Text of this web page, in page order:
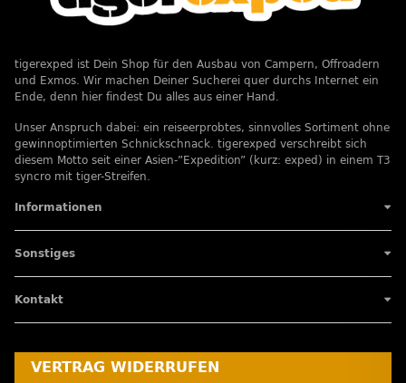
tigerexped ist Dein Shop für den Ausbau von Campern, Offroadern
und Exmos. Wir machen Deiner Sucherei quer durchs Internet ein
Ende, denn hier findest Du alles aus einer Hand.
Unser Anspruch dabei: ein reiseerprobtes, sinnvolles Sortiment ohne
gewinnoptimierten Schnickschnack. tigerexped verschreibt sich
diesem Motto seit einer Asien-”Expedition” (kurz: exped) in einem T3
syncro mit tiger-Streifen.
Informationen
Sonstiges
Kontakt
VERTRAG WIDERRUFEN